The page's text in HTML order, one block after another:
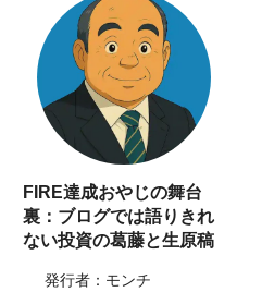
FIRE達成おやじの舞台
裏：ブログでは語りきれ
ない投資の葛藤と生原稿
発行者：モンチ